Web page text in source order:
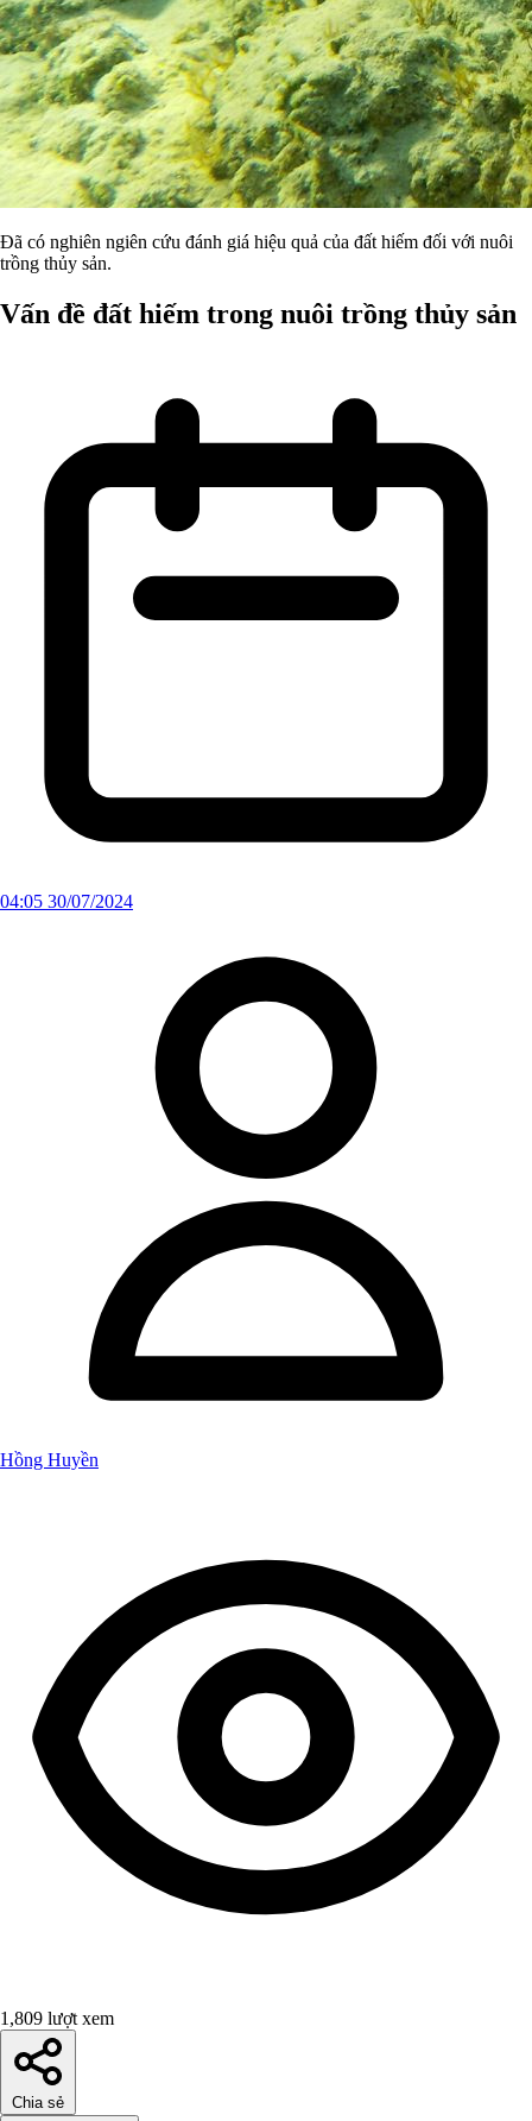
Đã có nghiên ngiên cứu đánh giá hiệu quả của đất hiếm đối với nuôi
trồng thủy sản.
Vấn đề đất hiếm trong nuôi trồng thủy sản
04:05 30/07/2024
Hồng Huyền
1,809 lượt xem
Chia sẻ